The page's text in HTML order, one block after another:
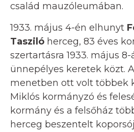
család mauzóleumában.
1933. május 4-én elhunyt
Tasziló herceg, 83 éves
szertartásra 1933. május
ünnepélyes keretek közt.
menetben ott volt többek
Miklós kormányzó és
kormány és a felsőház
herceg beszentelt